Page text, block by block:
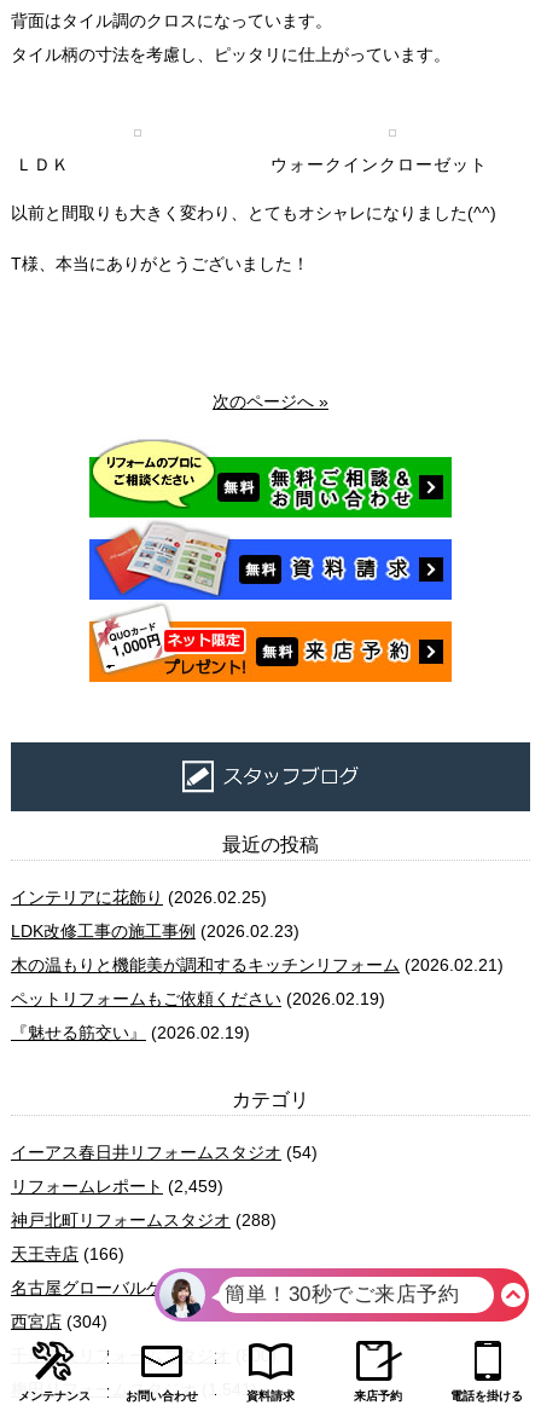
背面はタイル調のクロスになっています。
タイル柄の寸法を考慮し、ピッタリに仕上がっています。
ＬＤＫ ウォークインクローゼット
以前と間取りも大きく変わり、とてもオシャレになりました(^^)
T様、本当にありがとうございました！
次のページへ »
最近の投稿
インテリアに花飾り (2026.02.25)
LDK改修工事の施工事例 (2026.02.23)
木の温もりと機能美が調和するキッチンリフォーム (2026.02.21)
ペットリフォームもご依頼ください(2026.02.19)
『魅せる筋交い』
(2026.02.19)
カテゴリ
イーアス春日井リフォームスタジオ (54)
リフォームレポート (2,459)
神戸北町リフォームスタジオ (288)
天王寺店(166)
名古屋グローバルゲートリフォームスタジオ(293)
西宮店(304)
千里中央リフォームスタジオ
(800)
梅田リフォームスタジオ (1,541)
メンテナンス お問い合わせ 資料請求 来店予約 電話を掛ける